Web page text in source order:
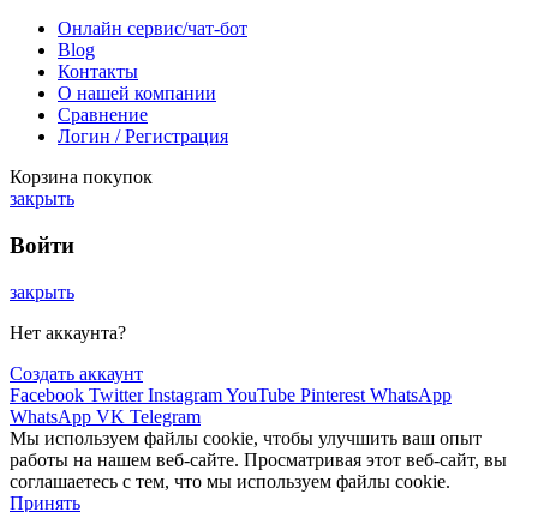
Онлайн сервис/чат-бот
Blog
Контакты
О нашей компании
Сравнение
Логин / Регистрация
Корзина покупок
закрыть
Войти
закрыть
Нет аккаунта?
Создать аккаунт
Facebook Twitter InstagramYouTube Pinterest WhatsApp
WhatsApp VK Telegram
Мы используем файлы cookie, чтобы улучшить ваш опыт
работы на нашем веб-сайте. Просматривая этот веб-сайт, вы
соглашаетесь с тем, что мы используем файлы cookie.
Принять